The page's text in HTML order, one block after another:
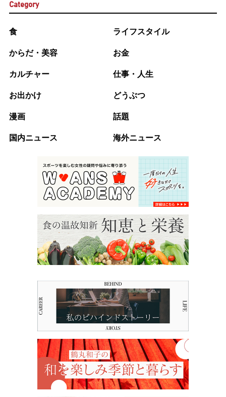
Category
食 ライフスタイル
からだ・美容 お金
カルチャー 仕事・人生
お出かけ どうぶつ
漫画 話題
国内ニュース 海外ニュース